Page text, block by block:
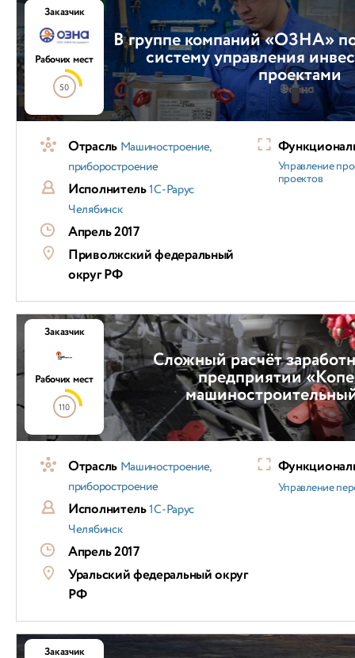
В группе компаний «ОЗНА»
систему управления
проектами
Заказчик
Рабочих мест
50
Отрасль Машиностроение,
приборостроение
Исполнитель1С-Рарус
Челябинск
Апрель 2017
Приволжский федеральный
округ РФ
Управление
проектов
Сложный расчёт
предприятии
Заказчик
Рабочих мест
110
Отрасль Машиностроение,
приборостроение
Исполнитель1С-Рарус
Челябинск
Апрель 2017
Уральский федеральный округ
РФ
Управление
Заказчик